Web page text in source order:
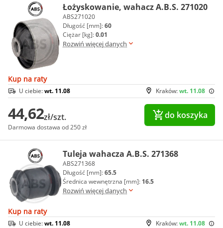
Łożyskowanie, wahacz A.B.S. 271020
ABS271020
Długość [mm]:60
Ciężar [kg]:0.01
Rozwiń więcej danych
Kup na raty
Kraków:wt. 11.08
U ciebie:wt. 11.08
44,62zł/szt.
Darmowa dostawa od 250 zł
do koszyka
Tuleja wahacza A.B.S. 271368
ABS271368
Długość [mm]:65.5
Średnica wewnętrzna [mm]: 16.5
Rozwiń więcej danych
Kup na raty
Kraków:wt. 11.08
U ciebie:wt. 11.08